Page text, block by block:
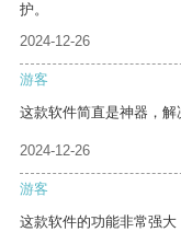
护。
2024-12-26
游客
这款软件简直是神器，解
2024-12-26
游客
这款软件的功能非常强大